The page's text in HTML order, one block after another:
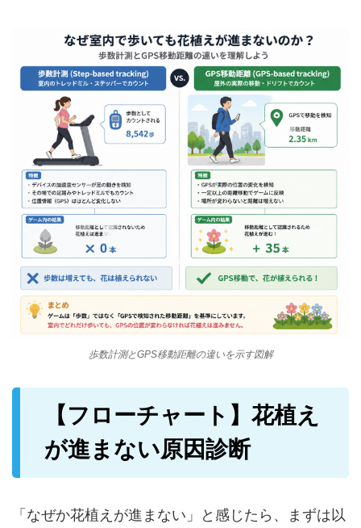
歩数計測とGPS移動距離の違いを示す図解
【フローチャート】花植え
が進まない原因診断
「なぜか花植えが進まない」と感じたら、まずは以